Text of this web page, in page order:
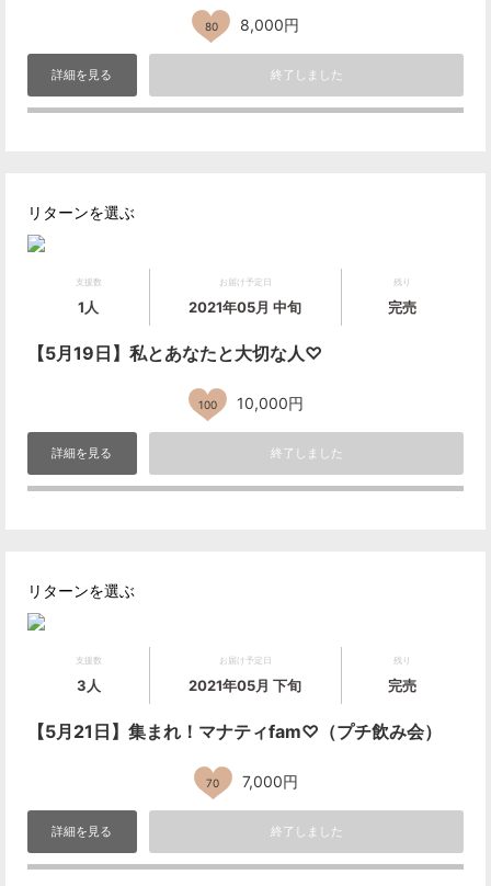
80 8,000円
詳細を見る 終了しました
リターンを選ぶ
支援数
1人
お届け予定日
2021年05月 中旬
残り
完売
【5月19日】私とあなたと大切な人♡
100 10,000円
詳細を見る 終了しました
リターンを選ぶ
支援数
3人
お届け予定日
2021年05月 下旬
残り
完売
【5月21日】集まれ！マナティfam♡（プチ飲み会）
70 7,000円
詳細を見る 終了しました